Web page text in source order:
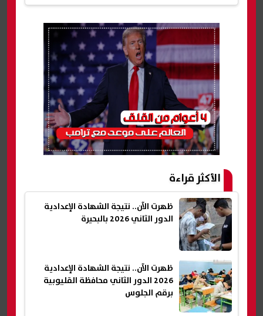
الأكثر قراءة
ظهرت الآن.. نتيجة الشهادة الإعدادية
الدور الثاني 2026 بالبحيرة
ظهرت الآن.. نتيجة الشهادة الإعدادية
2026 الدور الثاني محافظة القليوبية
برقم الجلوس